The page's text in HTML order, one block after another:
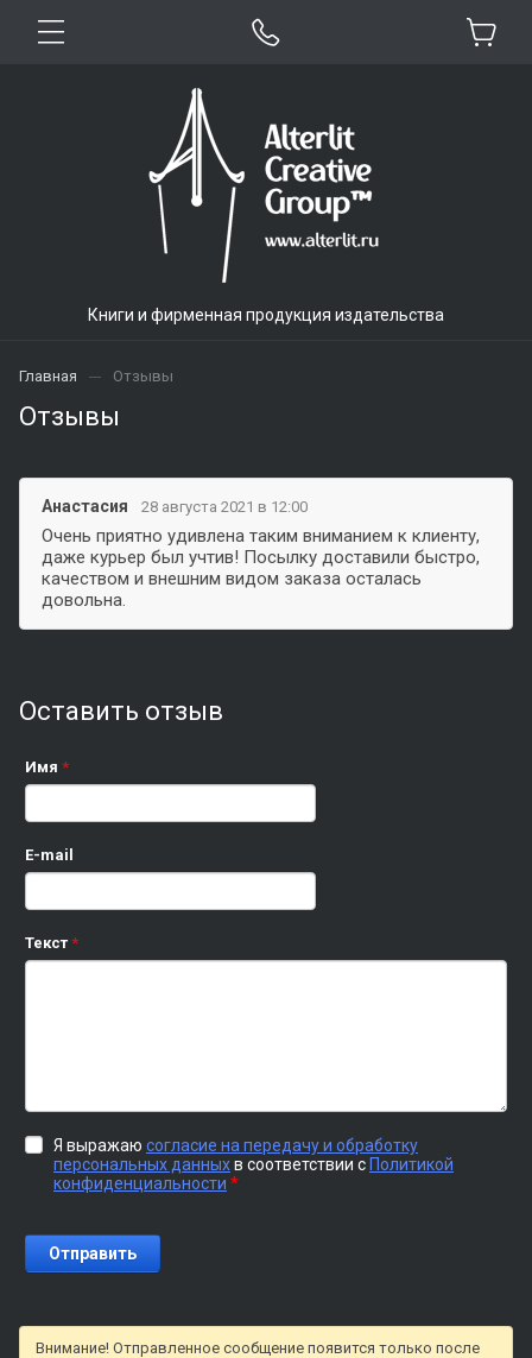
Книги и фирменная продукция издательства
Главная Отзывы
Отзывы
Анастасия 28 августа 2021 в 12:00
Очень приятно удивлена таким вниманием к клиенту,
даже курьер был учтив! Посылку доставили быстро,
качеством и внешним видом заказа осталась
довольна.
Оставить отзыв
Имя *
E-mail
Текст *
Я выражаю согласие на передачу и обработку
персональных данныхв соответствии с Политикой
конфиденциальности *
Внимание! Отправленное сообщение появится только после